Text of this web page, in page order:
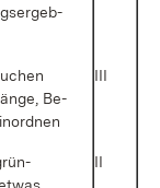
Be­
III
II